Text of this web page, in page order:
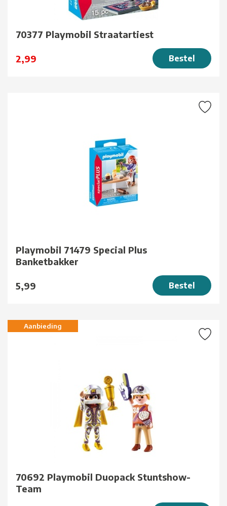
70377 Playmobil Straatartiest
2,99 Bestel
Playmobil 71479 Special Plus
Banketbakker
5,99 Bestel
Aanbieding
70692 Playmobil Duopack Stuntshow-
Team